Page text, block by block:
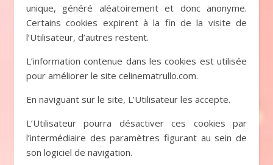
unique, généré aléatoirement et donc anonyme.
Certains cookies expirent à la fin de la visite de
l’Utilisateur, d’autres restent.
L’information contenue dans les cookies est utilisée
pour améliorer le site celinematrullo.com.
En naviguant sur le site, L’Utilisateur les accepte.
L’Utilisateur pourra désactiver ces cookies par
l’intermédiaire des paramètres figurant au sein de
son logiciel de navigation.